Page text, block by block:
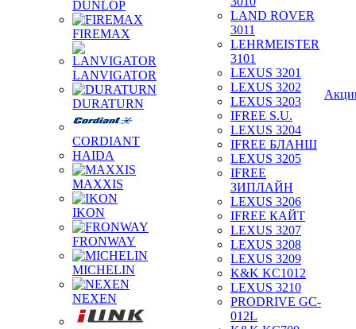
DUNLOP
FIREMAX
LANVIGATOR
DURATURN
CORDIANT
HAIDA
MAXXIS
IKON
FRONWAY
MICHELIN
NEXEN
LAND ROVER
3011
LEHRMEISTER
3101
LEXUS 3201
LEXUS 3202
LEXUS 3203
IFREE S.U.
LEXUS 3204
IFREE БЛАНШ
LEXUS 3205
IFREE
ЗИПЛАЙН
LEXUS 3206
IFREE КАЙТ
LEXUS 3207
LEXUS 3208
LEXUS 3209
K&K KC1012
LEXUS 3210
PRODRIVE GC-
012L